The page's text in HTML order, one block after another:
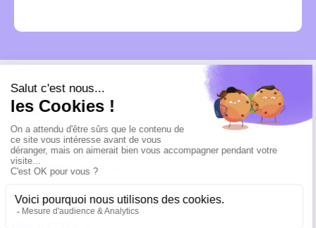
MENU
INFORMATIONS
CONTACTEZ-NOUS
SUIVEZ-NOUS